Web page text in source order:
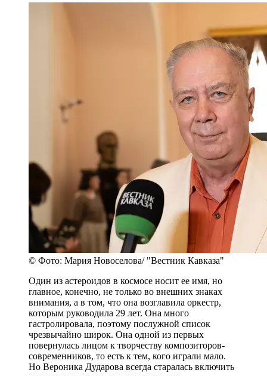
© Фото: Мария Новоселова/ "Вестник Кавказа"
Один из астероидов в космосе носит ее имя, но
главное, конечно, не только во внешних знаках
внимания, а в том, что она возглавила оркестр,
которым руководила 29 лет. Она много
гастролировала, поэтому послужной список
чрезвычайно широк. Она одной из первых
повернулась лицом к творчеству композиторов-
современников, то есть к тем, кого играли мало.
Но Вероника Дударова всегда старалась включить